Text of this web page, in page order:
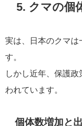
5. クマの個
実は、日本のクマは
す。
しかし近年、保護政
われています。
個体数増加と